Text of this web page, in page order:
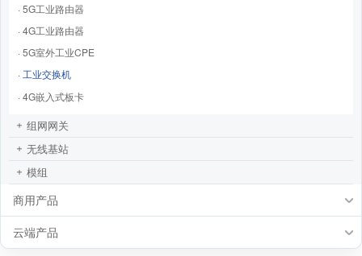
· 5G工业路由器
· 4G工业路由器
· 5G室外工业CPE
· 工业交换机
· 4G嵌入式板卡
组网网关
无线基站
模组
商用产品
云端产品